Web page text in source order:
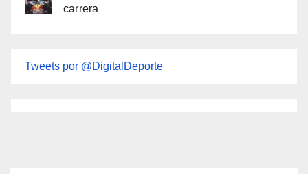
carrera
Tweets por @DigitalDeporte